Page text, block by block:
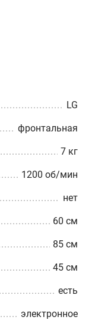
LG
фронтальная
7 кг
1200 об/мин
нет
60 см
85 см
45 см
есть
электронное